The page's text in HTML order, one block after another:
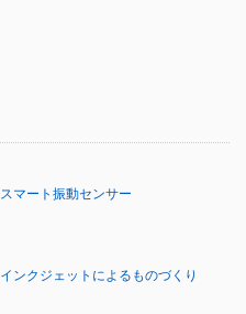
スマート振動センサー
インクジェットによるものづくり